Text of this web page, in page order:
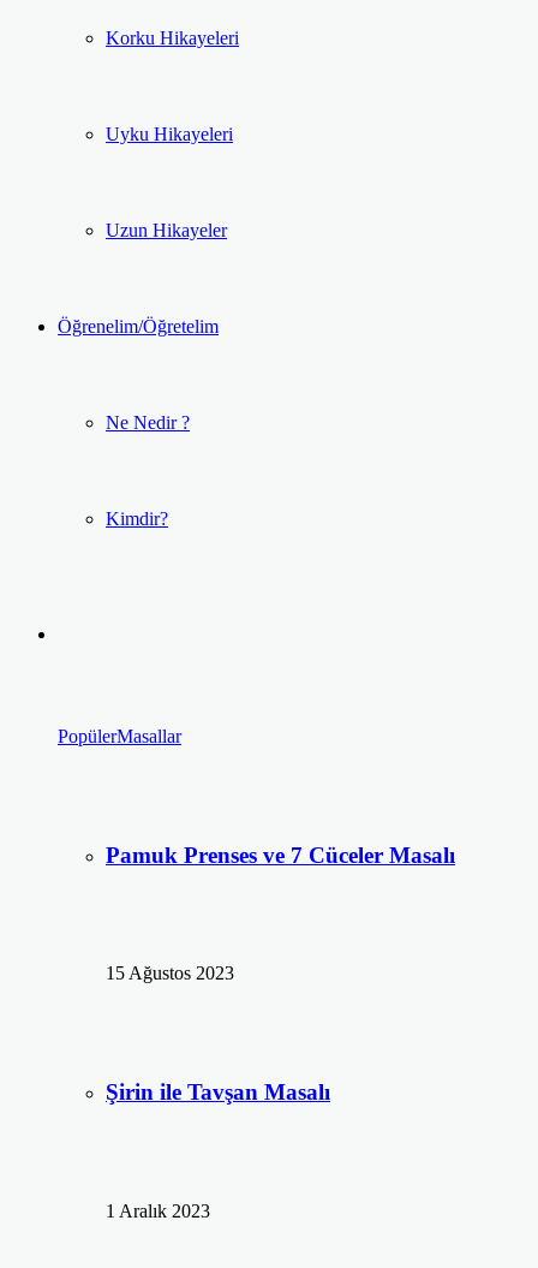
Korku Hikayeleri
Uyku Hikayeleri
Uzun Hikayeler
Öğrenelim/Öğretelim
Ne Nedir ?
Kimdir?
PopülerMasallar
Pamuk Prenses ve 7 Cüceler Masalı
15 Ağustos 2023
Şirin ile Tavşan Masalı
1 Aralık 2023